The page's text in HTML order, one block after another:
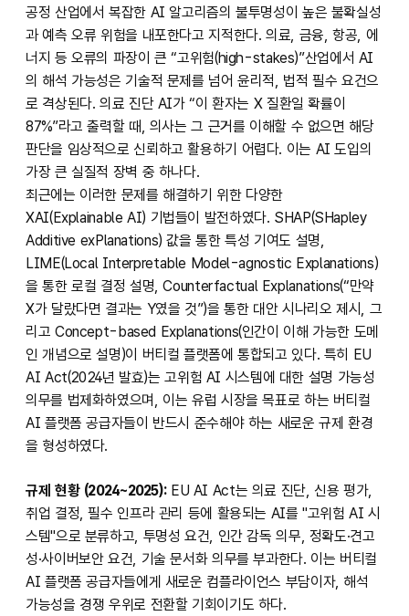
공정 산업에서 복잡한 AI 알고리즘의 불투명성이 높은 불확실성
과 예측 오류 위험을 내포한다고 지적한다. 의료, 금융, 항공, 에
너지 등 오류의 파장이 큰 “고위험(high-stakes)”산업에서 AI
의 해석 가능성은 기술적 문제를 넘어 윤리적, 법적 필수 요건으
로 격상된다. 의료 진단 AI가 “이 환자는 X 질환일 확률이
87%”라고 출력할 때, 의사는 그 근거를 이해할 수 없으면 해당
판단을 임상적으로 신뢰하고 활용하기 어렵다. 이는 AI 도입의
가장 큰 실질적 장벽 중 하나다.
최근에는 이러한 문제를 해결하기 위한 다양한
XAI(Explainable AI) 기법들이 발전하였다. SHAP(SHapley
Additive exPlanations) 값을 통한 특성 기여도 설명,
LIME(Local Interpretable Model-agnostic Explanations)
을 통한 로컬 결정 설명, Counterfactual Explanations(“만약
X가 달랐다면 결과는 Y였을 것”)을 통한 대안 시나리오 제시, 그
리고 Concept-based Explanations(인간이 이해 가능한 도메
인 개념으로 설명)이 버티컬 플랫폼에 통합되고 있다. 특히 EU
AI Act(2024년 발효)는 고위험 AI 시스템에 대한 설명 가능성
의무를 법제화하였으며, 이는 유럽 시장을 목표로 하는 버티컬
AI 플랫폼 공급자들이 반드시 준수해야 하는 새로운 규제 환경
을 형성하였다.
규제 현황 (2024~2025):EU AI Act는 의료 진단, 신용 평가,
취업 결정, 필수 인프라 관리 등에 활용되는 AI를 "고위험 AI 시
스템"으로 분류하고, 투명성 요건, 인간 감독 의무, 정확도·견고
성·사이버보안 요건, 기술 문서화 의무를 부과한다. 이는 버티컬
AI 플랫폼 공급자들에게 새로운 컴플라이언스 부담이자, 해석
가능성을 경쟁 우위로 전환할 기회이기도 하다.